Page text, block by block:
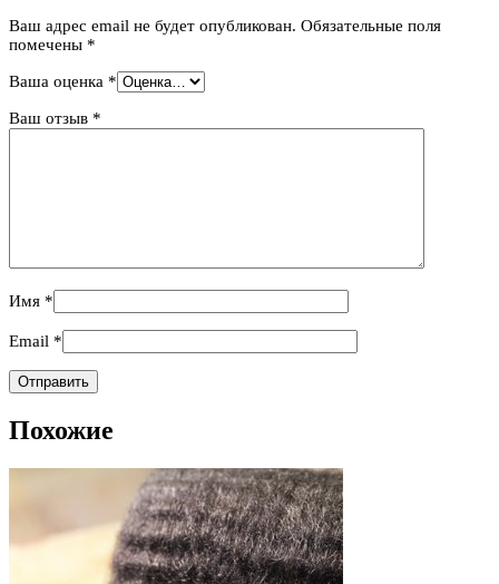
Ваш адрес email не будет опубликован. Обязательные поля
помечены *
Ваша оценка *
Ваш отзыв *
Имя *
Email *
Похожие